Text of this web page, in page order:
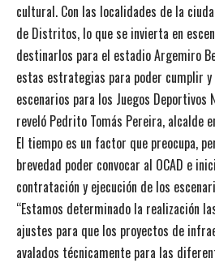
cultural. Con las localidades de la
de Distritos, lo que se invierta en
destinarlos para el estadio Argemiro
estas estrategias para poder cumplir
escenarios para los Juegos Deportivos
reveló Pedrito Tomás Pereira, alcalde
El tiempo es un factor que preocupa,
brevedad poder convocar al OCAD e
contratación y ejecución de los
“Estamos determinado la realización
ajustes para que los proyectos de
avalados técnicamente para las